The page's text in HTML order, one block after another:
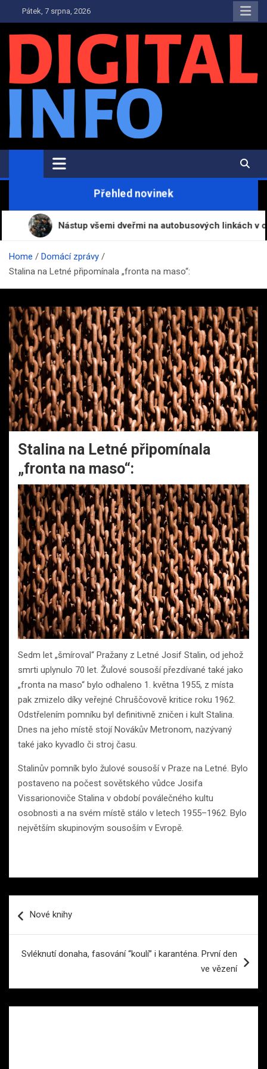
to
content
Pátek, 7 srpna, 2026
Digital-Info.cz
Zpravodajství, informace a novinky
Přehled novinek
Nástup všemi dveřmi na autobusových linkách v okolí
Home
Domácí zprávy
Stalina na Letné připomínala „fronta na maso“:
Stalina na Letné připomínala
„fronta na maso“:
Sedm let „šmíroval“ Pražany z Letné Josif Stalin, od jehož
smrti uplynulo 70 let. Žulové sousoší přezdívané také jako
„fronta na maso“ bylo odhaleno 1. května 1955, z místa
pak zmizelo díky veřejné Chruščovově kritice roku 1962.
Odstřelením pomníku byl definitivně zničen i kult Stalina.
Dnes na jeho místě stojí Novákův Metronom, nazývaný
také jako kyvadlo či stroj času.
Stalinův pomník bylo žulové sousoší v Praze na Letné. Bylo
postaveno na počest sovětského vůdce Josifa
Vissarionoviče Stalina v období poválečného kultu
osobnosti a na svém místě stálo v letech 1955–1962. Bylo
největším skupinovým sousoším v Evropě.
proNové knihy
Svléknutí donaha, fasování “koulí” i karanténa. První den
ve vězení